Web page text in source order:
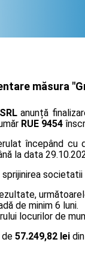
măsura
anunță
RUE 9454
începând cu
la data
societatii
de minim 6 luni.
locurilor de
57.249,82 lei